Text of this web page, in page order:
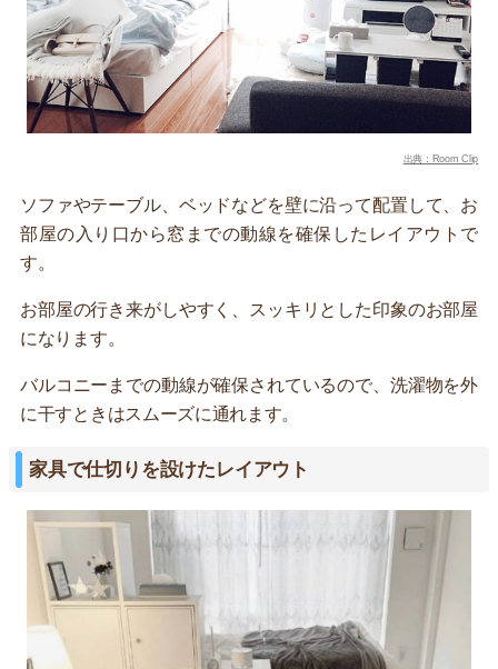
出典：Room Clip
ソファやテーブル、ベッドなどを壁に沿って配置して、お
部屋の入り口から窓までの動線を確保したレイアウトで
す。
お部屋の行き来がしやすく、スッキリとした印象のお部屋
になります。
バルコニーまでの動線が確保されているので、洗濯物を外
に干すときはスムーズに通れます。
家具で仕切りを設けたレイアウト